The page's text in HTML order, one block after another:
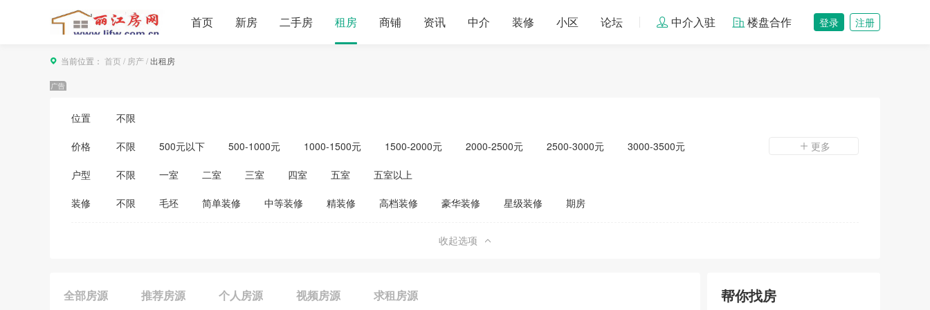
首页 新房 二手房 租房 商铺 资讯 中介 装修 小区 论坛 中介入驻 楼盘合作 登录 注册
当前位置： 首页 / 房产/出租房
位置 不限
价格 不限 500元以下 500-1000元 1000-1500元 1500-2000元 2000-2500元 2500-3000元
3000-3500元
3500-4000元
4000-5000元 5000元以上 单身公寓
更多
户型 不限 一室 二室 三室 四室 五室 五室以上
装修 不限 毛坯 简单装修 中等装修 精装修 高档装修 豪华装修 星级装修 期房
收起选项
全部房源 推荐房源 个人房源 视频房源 求租房源 帮你找房